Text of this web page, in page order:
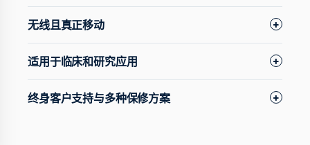
无线且真正移动
适用于临床和研究应用
终身客户支持与多种保修方案